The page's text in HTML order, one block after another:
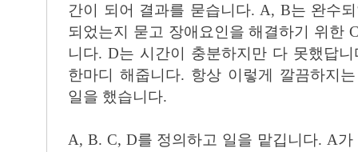
간이 되어 결과를 묻습니다. A, B는 완수
되었는지 묻고 장애요인을 해결하기 위한
니다. D는 시간이 충분하지만 다 못했답
한마디 해줍니다. 항상 이렇게 깔끔하지
일을 했습니다.
A, B. C, D를 정의하고 일을 맡깁니다. A